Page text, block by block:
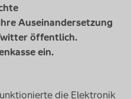
Auseinandersetzung
öffentlich.
ein.
die Elektronik